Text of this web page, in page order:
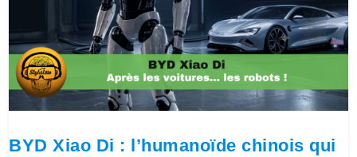
BYD Xiao Di : l’humanoïde chinois qui